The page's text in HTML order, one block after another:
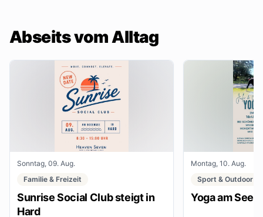
Abseits vom Alltag
Sonntag, 09. Aug.
Familie & Freizeit
Sunrise Social Club steigt in
Hard
Montag, 10. Aug.
Sport & Outdoor
Yoga am See